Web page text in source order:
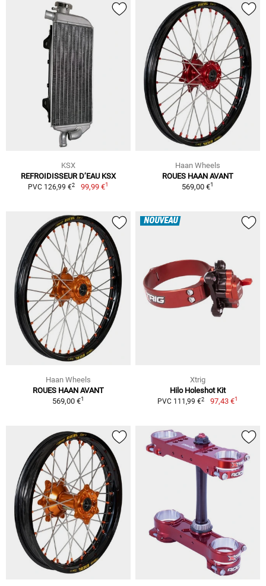
KSX
REFROIDISSEUR D’EAU KSX
PVC 126,99 €2 99,99 €1
Haan Wheels
ROUES HAAN AVANT
569,00 €1
Haan Wheels
ROUES HAAN AVANT
569,00 €1
NOUVEAU
Xtrig
Hilo Holeshot Kit
PVC 111,99 €2 97,43 €1